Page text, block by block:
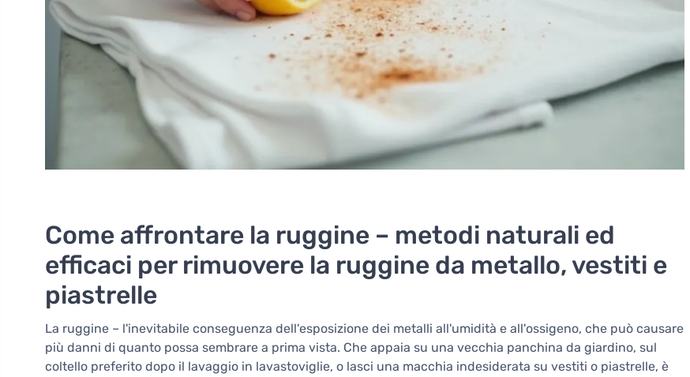
Come affrontare la ruggine – metodi naturali ed
efficaci per rimuovere la ruggine da metallo, vestiti e
piastrelle
La ruggine – l'inevitabile conseguenza dell'esposizione dei metalli all'umidità e all'ossigeno, che può causare
più danni di quanto possa sembrare a prima vista. Che appaia su una vecchia panchina da giardino, sul
coltello preferito dopo il lavaggio in lavastoviglie, o lasci una macchia indesiderata su vestiti o piastrelle, è